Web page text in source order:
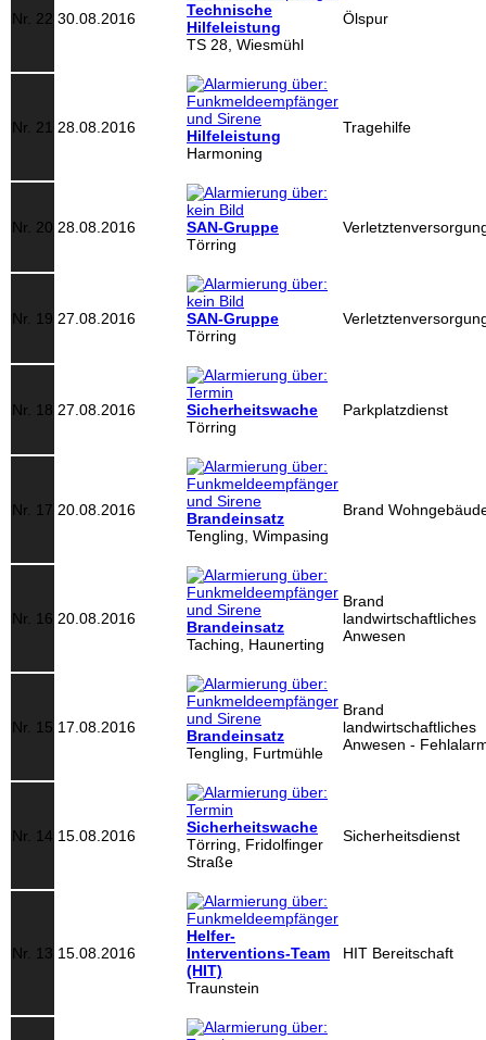
Nr. 22 30.08.2016
Technische
Hilfeleistung
TS 28, Wiesmühl
Ölspur
Nr. 21 28.08.2016
Hilfeleistung
Harmoning
Tragehilfe
Nr. 20 28.08.2016
SAN-Gruppe
Törring
Nr. 19 27.08.2016
SAN-Gruppe
Törring
Nr. 18 27.08.2016
Sicherheitswache
Törring
Parkplatzdienst
Nr. 17 20.08.2016
Brandeinsatz
Tengling, Wimpasing
Brand
Nr. 16 20.08.2016
Brandeinsatz
Taching, Haunerting
Brand
landwirtschaftliches
Anwesen
Nr. 15 17.08.2016
Brandeinsatz
Tengling, Furtmühle
Brand
landwirtschaftliches
Anwesen -
Nr. 14 15.08.2016
Sicherheitswache
Törring, Fridolfinger
Straße
Sicherheitsdienst
Nr. 13 15.08.2016
Helfer-
Interventions-Team
(HIT)
Traunstein
HIT Bereitschaft